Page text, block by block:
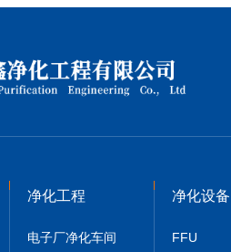
净化工程
电子厂净化车间
净化设备
FFU